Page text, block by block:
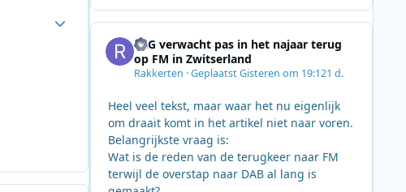
SRG verwacht pas in het najaar terug
op FM in Zwitserland
Rakkerten ·GeplaatstGisteren om 19:121 d.
Heel veel tekst, maar waar het nu eigenlijk
om draait komt in het artikel niet naar voren.
Belangrijkste vraag is:
Wat is de reden van de terugkeer naar FM
terwijl de overstap naar DAB al lang is